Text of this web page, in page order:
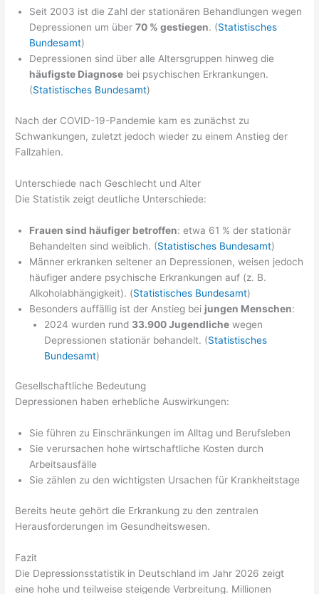
Seit 2003 ist die Zahl der stationären Behandlungen wegen
Depressionen um über70 % gestiegen. (Statistisches
Bundesamt)
Depressionen sind über alle Altersgruppen hinweg die
häufigste Diagnose bei psychischen Erkrankungen.
(Statistisches Bundesamt)
Nach der COVID-19-Pandemie kam es zunächst zu
Schwankungen, zuletzt jedoch wieder zu einem Anstieg der
Fallzahlen.
Unterschiede nach Geschlecht und Alter
Die Statistik zeigt deutliche Unterschiede:
Frauen sind häufiger betroffen: etwa 61 % der stationär
Behandelten sind weiblich. (Statistisches Bundesamt)
Männer erkranken seltener an Depressionen, weisen jedoch
häufiger andere psychische Erkrankungen auf (z. B.
Alkoholabhängigkeit). (Statistisches Bundesamt)
Besonders auffällig ist der Anstieg bei jungen Menschen:
2024 wurden rund 33.900 Jugendlichewegen
Depressionen stationär behandelt. (Statistisches
Bundesamt)
Gesellschaftliche Bedeutung
Depressionen haben erhebliche Auswirkungen:
Sie führen zu Einschränkungen im Alltag und Berufsleben
Sie verursachen hohe wirtschaftliche Kosten durch
Arbeitsausfälle
Sie zählen zu den wichtigsten Ursachen für Krankheitstage
Bereits heute gehört die Erkrankung zu den zentralen
Herausforderungen im Gesundheitswesen.
Fazit
Die Depressionsstatistik in Deutschland im Jahr 2026 zeigt
eine hohe und teilweise steigende Verbreitung. Millionen